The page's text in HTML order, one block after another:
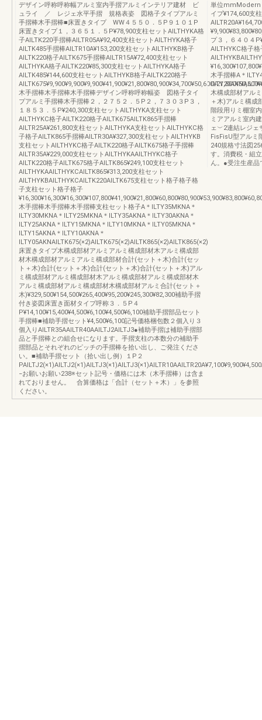
デザイン呼称呼称幅アルミ室内手摺アルミインテリア建材 ビ
ュライ ／ レジェ水平手摺 規格表姿 図格子タイプアルミ
手摺棒木手摺棒■床置きタイプ WW４５５０．５P９１０１P
床置きタイプ１，３６５１．５P¥78,900支柱セットAILTHYKA格
子AILTK220手摺棒AILTR05A¥92,400支柱セットAILTHYKA格子
AILTK485手摺棒AILTR10A¥153,200支柱セットAILTHYKB格子
AILTK220格子AILTK675手摺棒AILTR15A¥72,400支柱セット
AILTHYKA格子AILTK220¥85,300支柱セットAILTHYKA格子
AILTK485¥144,600支柱セットAILTHYKB格子AILTK220格子
木手摺棒木手摺棒木手摺棒デザイン呼称呼称幅姿 図格子タイ
プアルミ手摺棒木手摺棒２，２７５２．５P２，７３０３P３，
１８５３．５P¥240,300支柱セットAILTHYKA支柱セット
AILTHYKC格子AILTK220格子AILTK675AILTK865手摺棒
AILTR25A¥261,800支柱セットAILTHYKA支柱セットAILTHYKC格
子格子AILTK865手摺棒AILTR30A¥327,300支柱セットAILTHYKB
支柱セットAILTHYKC格子AILTK220格子AILTK675格子手摺棒
AILTR35A¥229,000支柱セットAILTHYKAAILTHYKC格子
AILTK220格子AILTK675格子AILTK865¥249,100支柱セット
AILTHYKAAILTHYKCAILTK865¥313,200支柱セット
AILTHYKBAILTHYKCAILTK220AILTK675支柱セット格子格子格
子支柱セット格子格子
木手摺棒木手摺棒木手摺棒支柱セット格子A＊ILTY35MKNA＊
ILTY30MKNA＊ILTY25MKNA＊ILTY35AKNA＊ILTY30AKNA＊
ILTY25AKNA＊ILTY15MKNA＊ILTY10MKNA＊ILTY05MKNA＊
ILTY15AKNA＊ILTY10AKNA＊
ILTY05AKNAILTK675(×2)AILTK675(×2)AILTK865(×2)AILTK865(×2)
床置きタイプ木構成部材アルミアルミ構成部材木アルミ構成部
材木構成部材アルミアルミ構成部材合計(セット＋木)合計(セッ
ト＋木)合計(セット＋木)合計(セット＋木)合計(セット＋木)アル
ミ構成部材アルミ構成部材木アルミ構成部材アルミ構成部材木
アルミ構成部材アルミ構成部材木構成部材アルミ合計(セット＋
木)¥329,500¥154,500¥265,400¥95,200¥245,300¥82,300補助手摺
付き姿図床置き面材タイプ呼称３．５P４
P¥14,100¥15,400¥4,500¥6,100¥4,500¥6,100補助手摺部品セット
手摺棒■補助手摺セット¥4,500¥6,100記号価格梱包数２個入り３
個入りAILTR35AAILTR40AAILTJ2AILTJ3●補助手摺は補助手摺部
品と手摺棒との組合せになります。手摺支柱の本数分の補助手
摺部品とそれぞれのピッチの手摺棒を拾い出し、ご発注くださ
い。■補助手摺セット（拾い出し例）１P２
−お願いお願い238※セット記号・価格には木（木手摺棒）は含ま
れておりません。 合算価格は「合計（セット＋木）」を参照
ください。
単位
イプ¥174,600支
プ３，６４０４
AILTHYKC格子
木手摺棒A＊
木構成部材アル
＋木)アルミ構成
階段用りミ棚室
ミアアルミ室内
ェ︶2連結レジ
FisFisU型アルミ
240規格寸法図
す。消費税・組
ん。●受注生産品